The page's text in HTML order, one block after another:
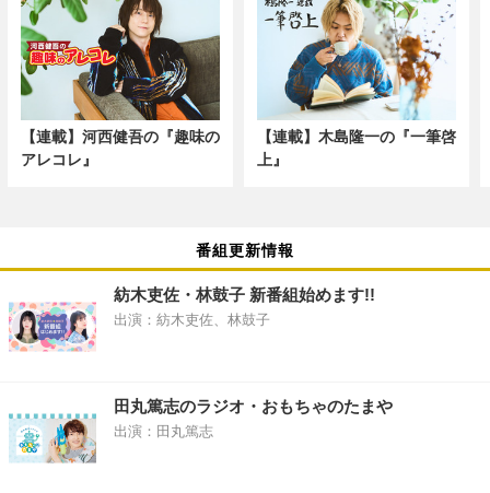
【連載】河西健吾の『趣味の
アレコレ』
【連載】木島隆一の『一筆啓
上』
番組更新情報
紡木吏佐・林鼓子 新番組始めます!!
出演：紡木吏佐、林鼓子
田丸篤志のラジオ・おもちゃのたまや
出演：田丸篤志